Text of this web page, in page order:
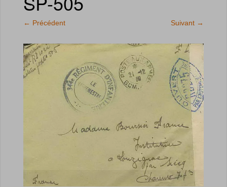
← Précédent Suivant →